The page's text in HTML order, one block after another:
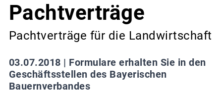
Pachtverträge
Pachtverträge für die Landwirtschaft
03.07.2018 | Formulare erhalten Sie in den
Geschäftsstellen des Bayerischen
Bauernverbandes